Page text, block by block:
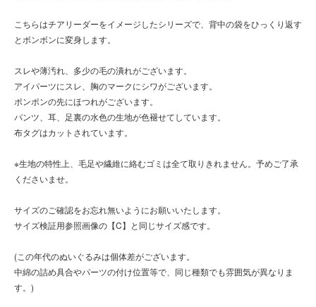
こちらはチアリーダーをイメージしたシリーズで、背中の袋をひっくり返す
とボンボンに変身します。
スレや薄汚れ、多少の毛の潰れがございます。
アイパーツにスレ、胸のマークにシワがございます。
ポンポンの先にほつれがございます。
パンツ、耳、足裏の水色の生地が色褪せてしています。
布タグはカットされています。
※生地の特性上、毛足や繊維に絡むゴミは全て取りきれません。予めご了承
くださいませ。
サイズのご確認をお忘れ無いようにお願いいたします。
サイズ検証用参照画像の【C】と同じサイズ感です。
(この年代のぬいぐるみは個体差がございます。
中綿の詰め具合やパーツの付け位置等で、同じ種類でも雰囲気が異なりま
す。)